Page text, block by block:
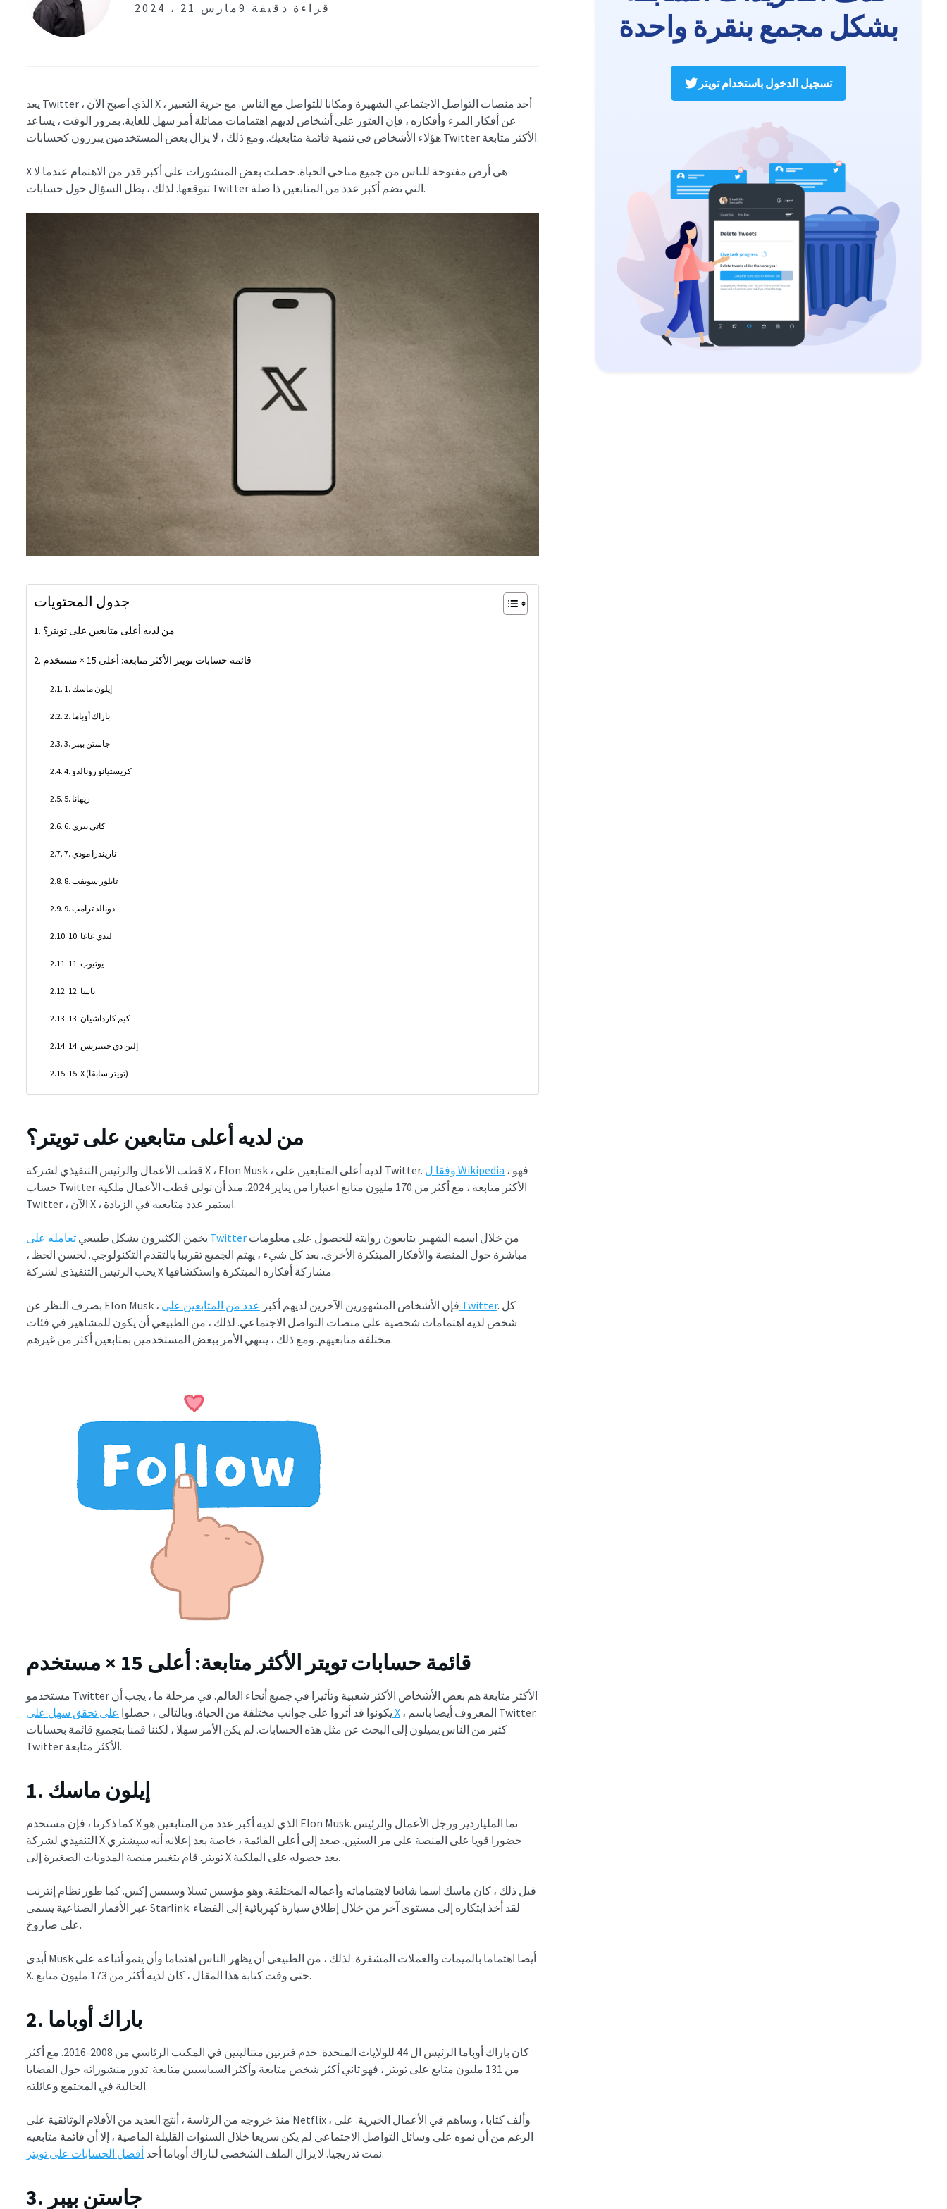
مارس 21 ، 2024 9 قراءة دقيقة
يعد Twitter ، الذي أصبح الآن X ، أحد منصات التواصل الاجتماعي الشهيرة ومكانا للتواصل مع الناس. مع حرية التعبير
عن أفكار المرء وأفكاره ، فإن العثور على أشخاص لديهم اهتمامات مماثلة أمر سهل للغاية. بمرور الوقت ، يساعد
هؤلاء الأشخاص في تنمية قائمة متابعيك. ومع ذلك ، لا يزال بعض المستخدمين يبرزون كحسابات Twitter الأكثر متابعة.
X هي أرض مفتوحة للناس من جميع مناحي الحياة. حصلت بعض المنشورات على أكبر قدر من الاهتمام عندما لا
تتوقعها. لذلك ، يظل السؤال حول حسابات Twitter التي تضم أكبر عدد من المتابعين ذا صلة.
جدول المحتويات
من لديه أعلى متابعين على تويتر؟
قائمة حسابات تويتر الأكثر متابعة: أعلى 15 × مستخدم
1. إيلون ماسك
2. باراك أوباما
3. جاستن بيبر
4. كريستيانو رونالدو
5. ريهانا
6. كاتي بيري
7. ناريندرا مودي
8. تايلور سويفت
9. دونالد ترامب
10. ليدي غاغا
11. يوتيوب
12. ناسا
13. كيم كارداشيان
14. إلين دي جينيريس
15. X (تويتر سابقا)
من لديه أعلى متابعين على تويتر؟
قطب الأعمال والرئيس التنفيذي لشركة X ، Elon Musk ، لديه أعلى المتابعين على Twitter. وفقا ل Wikipedia ، فهو
حساب Twitter الأكثر متابعة ، مع أكثر من 170 مليون متابع اعتبارا من يناير 2024. منذ أن تولى قطب الأعمال ملكية
Twitter ، الآن X ، استمر عدد متابعيه في الزيادة.
يخمن الكثيرون بشكل طبيعي تعامله على Twitter
مباشرة حول المنصة والأفكار المبتكرة الأخرى. بعد كل شيء ، يهتم الجميع تقريبا بالتقدم التكنولوجي. لحسن الحظ ،
يحب الرئيس التنفيذي لشركة X مشاركة أفكاره المبتكرة واستكشافها.
بصرف النظر عن Elon Musk ، فإن الأشخاص المشهورين الآخرين لديهم أكبر عدد من المتابعين على Twitter. كل
شخص لديه اهتمامات شخصية على منصات التواصل الاجتماعي. لذلك ، من الطبيعي أن يكون للمشاهير في فئات
مختلفة متابعيهم. ومع ذلك ، ينتهي الأمر ببعض المستخدمين بمتابعين أكثر من غيرهم.
قائمة حسابات تويتر الأكثر متابعة: أعلى 15 × مستخدم
مستخدمو Twitter الأكثر متابعة هم بعض الأشخاص الأكثر شعبية وتأثيرا في جميع أنحاء العالم. في مرحلة ما ، يجب أن
يكونوا قد أثروا على جوانب مختلفة من الحياة. وبالتالي ، حصلوا على تحقق سهل على X ، المعروف أيضا باسم Twitter.
كثير من الناس يميلون إلى البحث عن مثل هذه الحسابات. لم يكن الأمر سهلا ، لكننا قمنا بتجميع قائمة بحسابات
Twitter الأكثر متابعة.
1. إيلون ماسك
كما ذكرنا ، فإن مستخدم X الذي لديه أكبر عدد من المتابعين هو Elon Musk. نما الملياردير ورجل الأعمال والرئيس
التنفيذي لشركة X حضورا قويا على المنصة على مر السنين. صعد إلى أعلى القائمة ، خاصة بعد إعلانه أنه سيشتري
تويتر. قام بتغيير منصة المدونات الصغيرة إلى X بعد حصوله على الملكية.
قبل ذلك ، كان ماسك اسما شائعا لاهتماماته وأعماله المختلفة. وهو مؤسس تسلا وسبيس إكس. كما طور نظام إنترنت
عبر الأقمار الصناعية يسمى Starlink. لقد أخذ ابتكاره إلى مستوى آخر من خلال إطلاق سيارة كهربائية إلى الفضاء
على صاروخ.
أبدى Musk أيضا اهتماما بالميمات والعملات المشفرة. لذلك ، من الطبيعي أن يظهر الناس اهتماما وأن ينمو أتباعه على
X. حتى وقت كتابة هذا المقال ، كان لديه أكثر من 173 مليون متابع.
2. باراك أوباما
كان باراك أوباما الرئيس ال 44 للولايات المتحدة. خدم فترتين متتاليتين في المكتب الرئاسي من 2008-2016. مع أكثر
من 131 مليون متابع على تويتر ، فهو ثاني أكثر شخص متابعة وأكثر السياسيين متابعة. تدور منشوراته حول القضايا
الحالية في المجتمع وعائلته.
منذ خروجه من الرئاسة ، أنتج العديد من الأفلام الوثائقية على Netflix ، وألف كتابا ، وساهم في الأعمال الخيرية. على
الرغم من أن نموه على وسائل التواصل الاجتماعي لم يكن سريعا خلال السنوات القليلة الماضية ، إلا أن قائمة متابعيه
نمت تدريجيا. لا يزال الملف الشخصي لباراك أوباما أحد أفضل الحسابات على تويتر .
3. جاستن بيبر
بشكل مجمع بنقرة واحدة
تسجيل الدخول باستخدام تويتر